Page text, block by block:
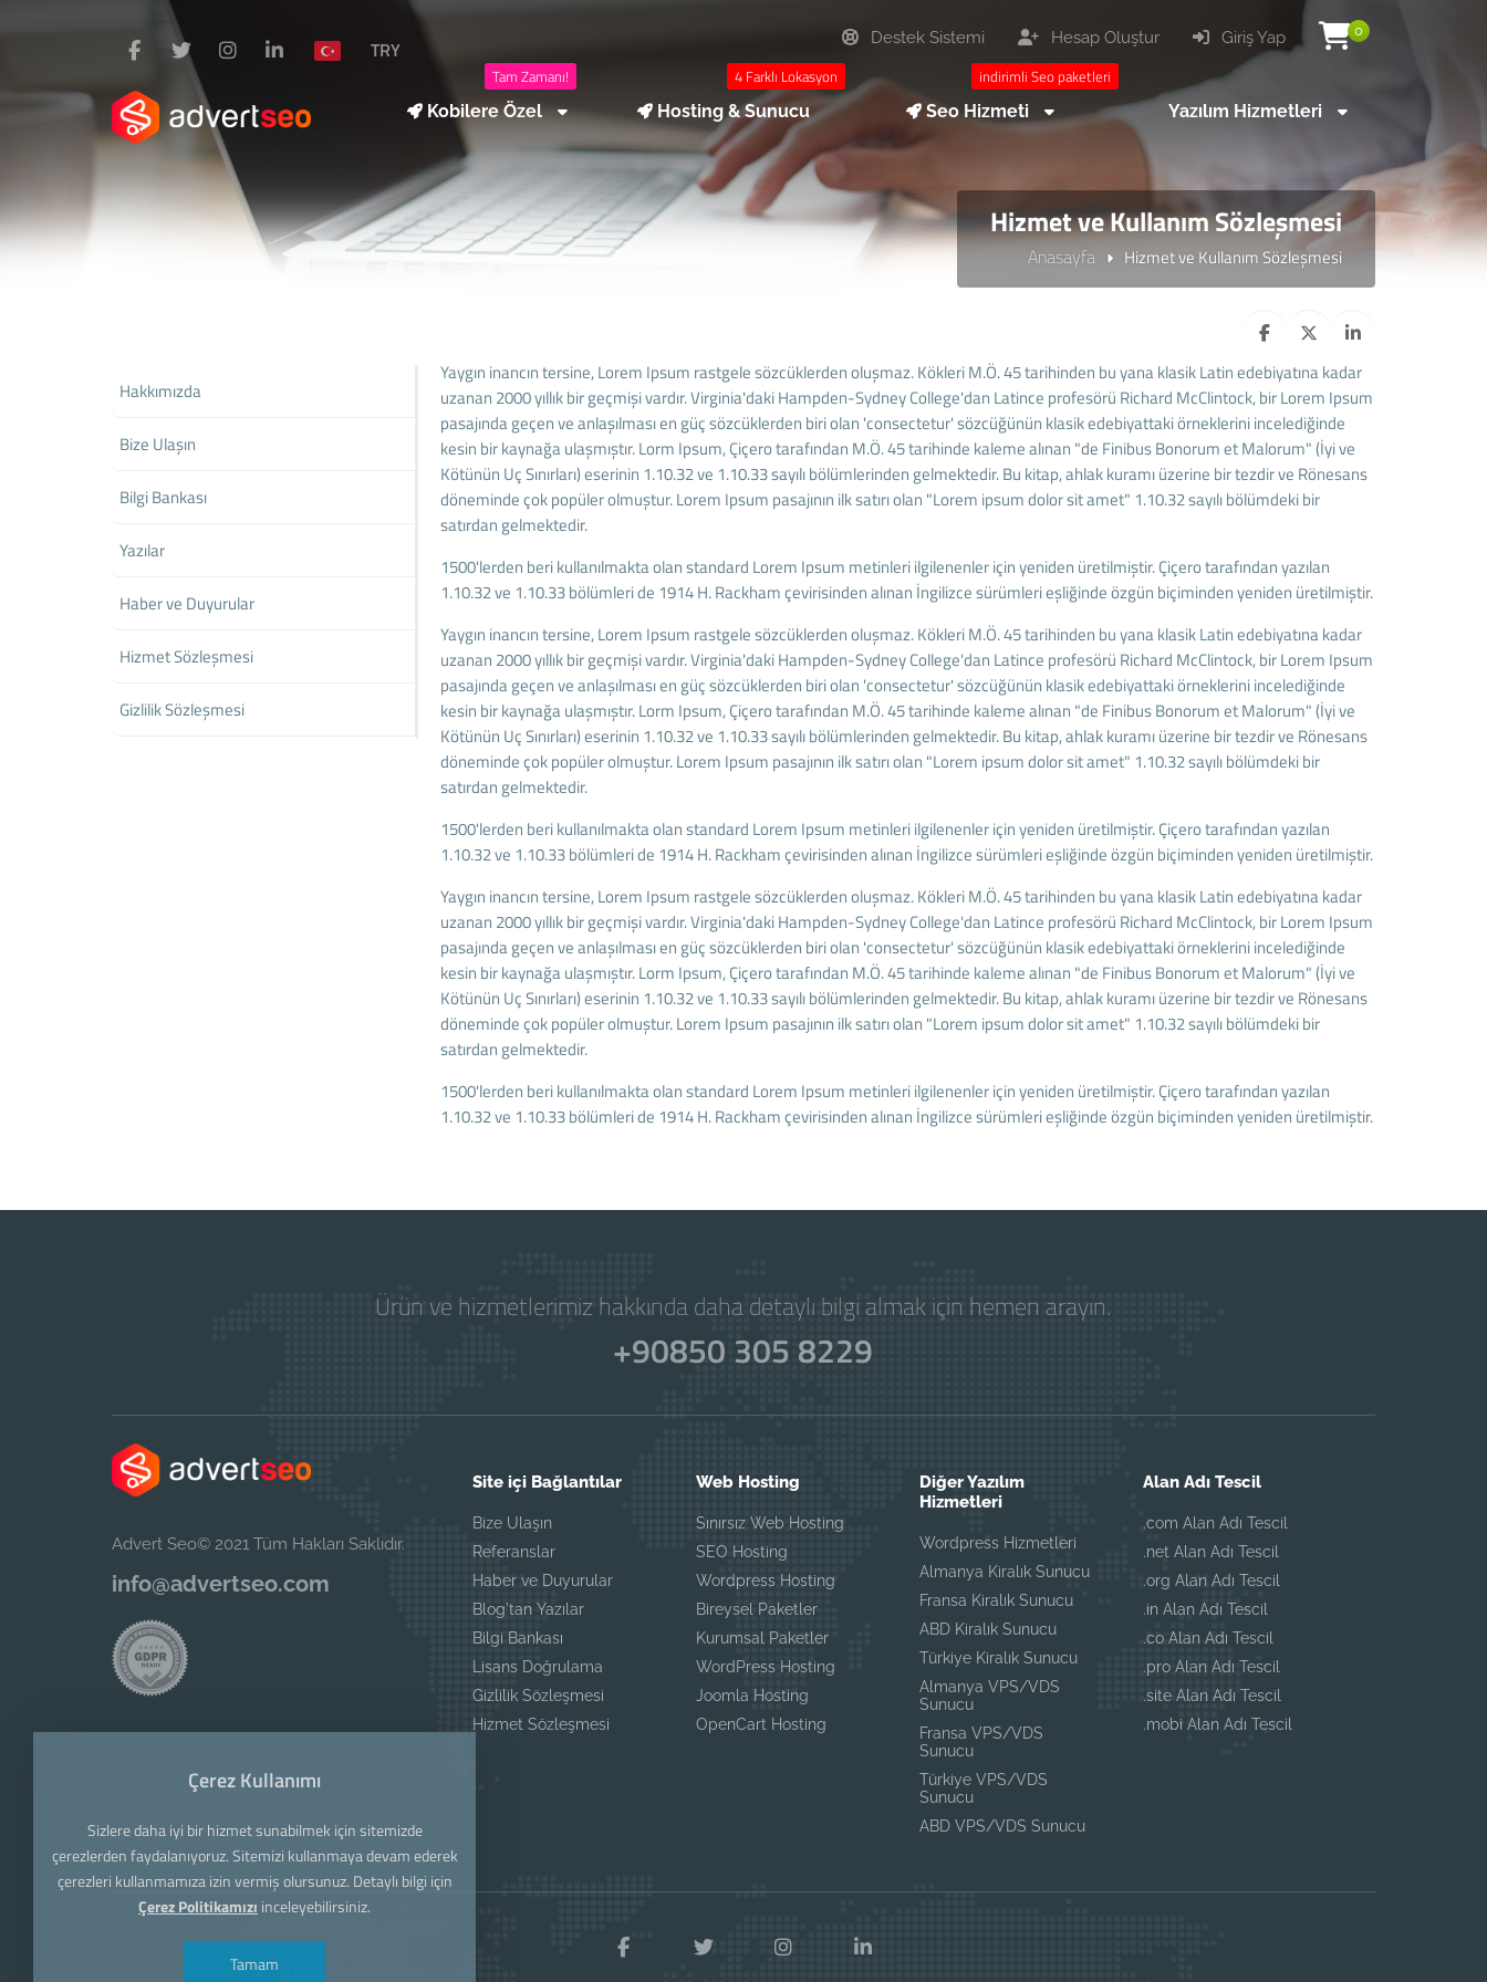
0
Giriş Yap
Hesap Oluştur
Destek Sistemi
TRY
Tam Zamanı!
Kobilere Özel
4 Farklı Lokasyon
Hosting & Sunucu
indirimli Seo paketleri
Seo Hizmeti Yazılım Hizmetleri
Hizmet ve Kullanım Sözleşmesi
Anasayfa Hizmet ve Kullanım Sözleşmesi
Yaygın inancın tersine, Lorem Ipsum rastgele sözcüklerden oluşmaz. Kökleri M.Ö. 45 tarihinden bu yana klasik Latin edebiyatına kadar
uzanan 2000 yıllık bir geçmişi vardır. Virginia'daki Hampden-Sydney College'dan Latince profesörü Richard McClintock, bir Lorem Ipsum
pasajında geçen ve anlaşılması en güç sözcüklerden biri olan 'consectetur' sözcüğünün klasik edebiyattaki örneklerini incelediğinde
kesin bir kaynağa ulaşmıştır. Lorm Ipsum, Çiçero tarafından M.Ö. 45 tarihinde kaleme alınan "de Finibus Bonorum et Malorum" (İyi ve
Kötünün Uç Sınırları) eserinin 1.10.32 ve 1.10.33 sayılı bölümlerinden gelmektedir. Bu kitap, ahlak kuramı üzerine bir tezdir ve Rönesans
döneminde çok popüler olmuştur. Lorem Ipsum pasajının ilk satırı olan "Lorem ipsum dolor sit amet" 1.10.32 sayılı bölümdeki bir
satırdan gelmektedir.
1500'lerden beri kullanılmakta olan standard Lorem Ipsum metinleri ilgilenenler için yeniden üretilmiştir. Çiçero tarafından yazılan
1.10.32 ve 1.10.33 bölümleri de 1914 H. Rackham çevirisinden alınan İngilizce sürümleri eşliğinde özgün biçiminden yeniden üretilmiştir.
Yaygın inancın tersine, Lorem Ipsum rastgele sözcüklerden oluşmaz. Kökleri M.Ö. 45 tarihinden bu yana klasik Latin edebiyatına kadar
uzanan 2000 yıllık bir geçmişi vardır. Virginia'daki Hampden-Sydney College'dan Latince profesörü Richard McClintock, bir Lorem Ipsum
pasajında geçen ve anlaşılması en güç sözcüklerden biri olan 'consectetur' sözcüğünün klasik edebiyattaki örneklerini incelediğinde
kesin bir kaynağa ulaşmıştır. Lorm Ipsum, Çiçero tarafından M.Ö. 45 tarihinde kaleme alınan "de Finibus Bonorum et Malorum" (İyi ve
Kötünün Uç Sınırları) eserinin 1.10.32 ve 1.10.33 sayılı bölümlerinden gelmektedir. Bu kitap, ahlak kuramı üzerine bir tezdir ve Rönesans
döneminde çok popüler olmuştur. Lorem Ipsum pasajının ilk satırı olan "Lorem ipsum dolor sit amet" 1.10.32 sayılı bölümdeki bir
satırdan gelmektedir.
1500'lerden beri kullanılmakta olan standard Lorem Ipsum metinleri ilgilenenler için yeniden üretilmiştir. Çiçero tarafından yazılan
1.10.32 ve 1.10.33 bölümleri de 1914 H. Rackham çevirisinden alınan İngilizce sürümleri eşliğinde özgün biçiminden yeniden üretilmiştir.
Yaygın inancın tersine, Lorem Ipsum rastgele sözcüklerden oluşmaz. Kökleri M.Ö. 45 tarihinden bu yana klasik Latin edebiyatına kadar
uzanan 2000 yıllık bir geçmişi vardır. Virginia'daki Hampden-Sydney College'dan Latince profesörü Richard McClintock, bir Lorem Ipsum
pasajında geçen ve anlaşılması en güç sözcüklerden biri olan 'consectetur' sözcüğünün klasik edebiyattaki örneklerini incelediğinde
kesin bir kaynağa ulaşmıştır. Lorm Ipsum, Çiçero tarafından M.Ö. 45 tarihinde kaleme alınan "de Finibus Bonorum et Malorum" (İyi ve
Kötünün Uç Sınırları) eserinin 1.10.32 ve 1.10.33 sayılı bölümlerinden gelmektedir. Bu kitap, ahlak kuramı üzerine bir tezdir ve Rönesans
döneminde çok popüler olmuştur. Lorem Ipsum pasajının ilk satırı olan "Lorem ipsum dolor sit amet" 1.10.32 sayılı bölümdeki bir
satırdan gelmektedir.
1500'lerden beri kullanılmakta olan standard Lorem Ipsum metinleri ilgilenenler için yeniden üretilmiştir. Çiçero tarafından yazılan
1.10.32 ve 1.10.33 bölümleri de 1914 H. Rackham çevirisinden alınan İngilizce sürümleri eşliğinde özgün biçiminden yeniden üretilmiştir.
Hakkımızda
Bize Ulaşın
Bilgi Bankası
Yazılar
Haber ve Duyurular
Hizmet Sözleşmesi
Gizlilik Sözleşmesi
Ürün ve hizmetlerimiz hakkında daha detaylı bilgi almak için hemen arayın.
+90850 305 8229
Advert Seo© 2021 Tüm Hakları Saklıdır.
info@advertseo.com
Site içi Bağlantılar
Bize Ulaşın
Referanslar
Haber ve Duyurular
Blog'tan Yazılar
Bilgi Bankası
Lisans Doğrulama
Gizlilik Sözleşmesi
Hizmet Sözleşmesi
Web Hosting
Sınırsız Web Hosting
SEO Hosting
Wordpress Hosting
Bireysel Paketler
Kurumsal Paketler
WordPress Hosting
Joomla Hosting
OpenCart Hosting
Diğer Yazılım
Hizmetleri
Wordpress Hizmetleri
Almanya Kiralık Sunucu
Fransa Kiralık Sunucu
ABD Kiralık Sunucu
Türkiye Kiralık Sunucu
Almanya VPS/VDS
Sunucu
Fransa VPS/VDS
Sunucu
Türkiye VPS/VDS
Sunucu
ABD VPS/VDS Sunucu
Alan Adı Tescil
.com Alan Adı Tescil
.net Alan Adı Tescil
.org Alan Adı Tescil
.in Alan Adı Tescil
.co Alan Adı Tescil
.pro Alan Adı Tescil
.site Alan Adı Tescil
.mobi Alan Adı Tescil
Çerez Kullanımı
Sizlere daha iyi bir hizmet sunabilmek için sitemizde
çerezlerden faydalanıyoruz. Sitemizi kullanmaya devam ederek
çerezleri kullanmamıza izin vermiş olursunuz. Detaylı bilgi için
Çerez Politikamızı inceleyebilirsiniz.
Tamam